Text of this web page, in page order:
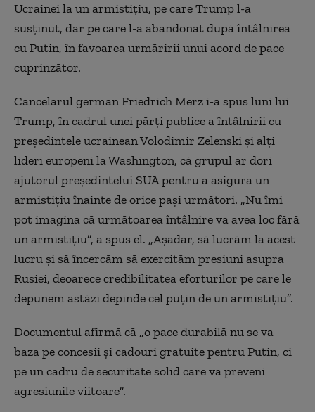
Ucrainei la un armistițiu, pe care Trump l-a
susținut, dar pe care l-a abandonat după întâlnirea
cu Putin, în favoarea urmăririi unui acord de pace
cuprinzător.
Cancelarul german Friedrich Merz i-a spus luni lui
Trump, în cadrul unei părți publice a întâlnirii cu
președintele ucrainean Volodimir Zelenski și alți
lideri europeni la Washington, că grupul ar dori
ajutorul președintelui SUA pentru a asigura un
armistițiu înainte de orice pași următori. „Nu îmi
pot imagina că următoarea întâlnire va avea loc fără
un armistițiu”, a spus el. „Așadar, să lucrăm la acest
lucru și să încercăm să exercităm presiuni asupra
Rusiei, deoarece credibilitatea eforturilor pe care le
depunem astăzi depinde cel puțin de un armistițiu”.
Documentul afirmă că „o pace durabilă nu se va
baza pe concesii și cadouri gratuite pentru Putin, ci
pe un cadru de securitate solid care va preveni
agresiunile viitoare”.